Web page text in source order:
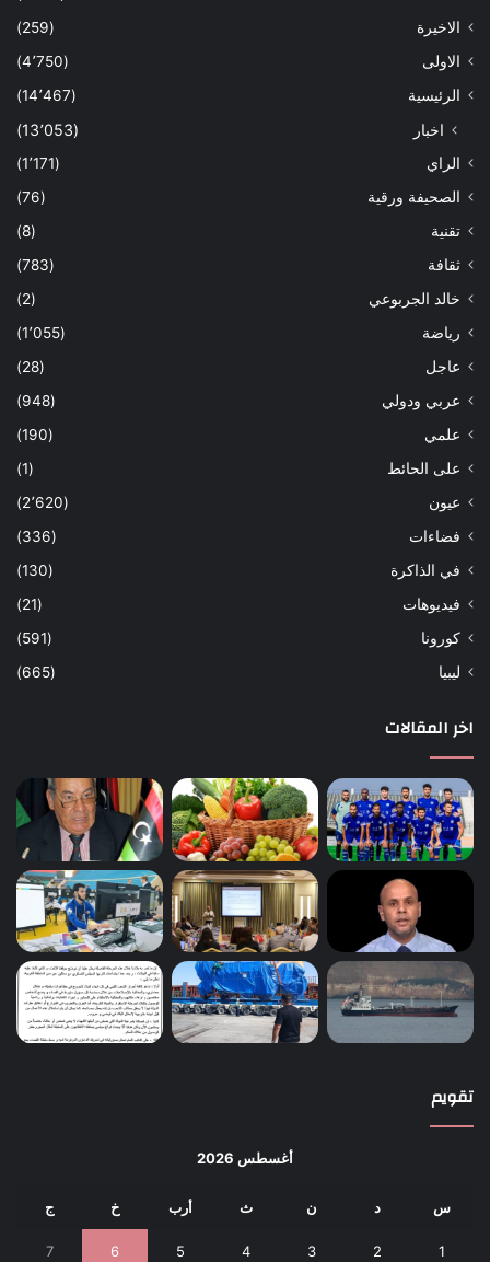
الاخيرة
(259)
الاولى
(4٬750)
الرئيسية
(14٬467)
اخبار (13٬053)
الراي
(1٬171)
الصحيفة ورقية
(76)
تقنية
(8)
ثقافة
(783)
خالد الجربوعي
(2)
رياضة
(1٬055)
عاجل
(28)
عربي ودولي
(948)
علمي
(190)
على الحائط
(1)
عيون
(2٬620)
فضاءات
(336)
في الذاكرة
(130)
فيديوهات
(21)
كورونا
(591)
ليبيا
(665)
اخر المقالات
تقويم
أغسطس 2026
س د ن ث أرب خ ج
1
2
3
4
5
6
7